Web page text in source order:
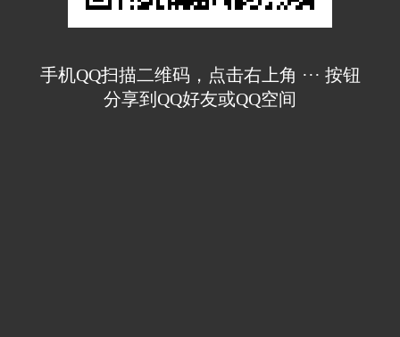
手机QQ扫描二维码，点击右上角 ··· 按钮
分享到QQ好友或QQ空间